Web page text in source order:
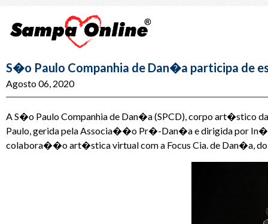
S�o Paulo Companhia de Dan�a participa de
Agosto 06, 2020
A S�o Paulo Companhia de Dan�a (SPCD), corpo art�stico
Paulo, gerida pela Associa��o Pr�-Dan�a e dirigida por
colabora��o art�stica virtual com a Focus Cia. de Dan�a, do